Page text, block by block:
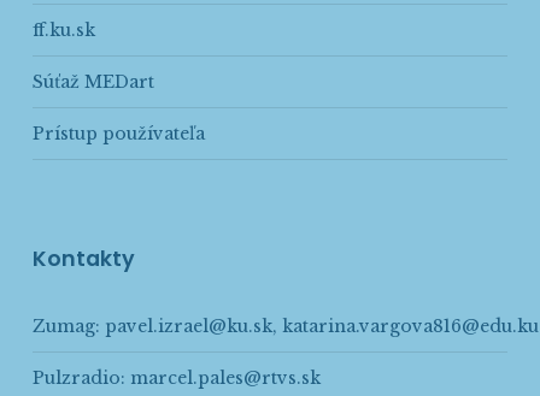
ff.ku.sk
Súťaž MEDart
Prístup používateľa
Kontakty
Zumag: pavel.izrael@ku.sk,
Pulzradio: marcel.pales@rtvs.sk